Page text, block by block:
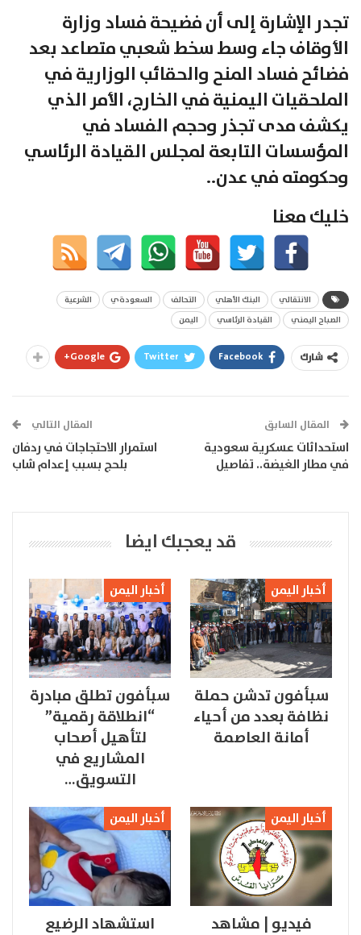
تجدر الإشارة إلى أن فضيحة فساد وزارة
الأوقاف جاء وسط سخط شعبي متصاعد بعد
فضائح فساد المنح والحقائب الوزارية في
الملحقيات اليمنية في الخارج، الأمر الذي
يكشف مدى تجذر وحجم الفساد في
المؤسسات التابعة لمجلس القيادة الرئاسي
وحكومته في عدن..
خليك معنا
الانتقالي البنك الأهلي التحالف السعودةي
الشرعية
الصباح اليمني
القيادة الرئاسي اليمن
شارك Facebook
Twitter
Google+
المقال السابق
استحداثات عسكرية سعودية
في مطار الغيضة.. تفاصيل
المقال التالي
استمرار الاحتجاجات في ردفان
بلحج بسبب إعدام شاب
قد يعجبك ايضا
أخبار اليمن
سبأفون تدشن حملة
نظافة بعدد من أحياء
أمانة العاصمة
أخبار اليمن
سبأفون تطلق مبادرة
“انطلاقة رقمية”
لتأهيل أصحاب
المشاريع في
التسويق…
أخبار اليمن
فيديو | مشاهد
أخبار اليمن
استشهاد الرضيع